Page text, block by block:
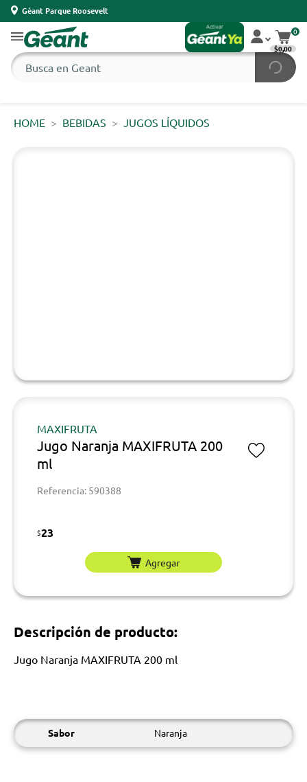
Géant Parque Roosevelt
0
$0,00
HOME BEBIDAS JUGOS LÍQUIDOS
MAXIFRUTA
Jugo Naranja MAXIFRUTA 200
ml
Referencia: 590388
$23
Agregar
Descripción de producto:
Jugo Naranja MAXIFRUTA 200 ml
Sabor Naranja